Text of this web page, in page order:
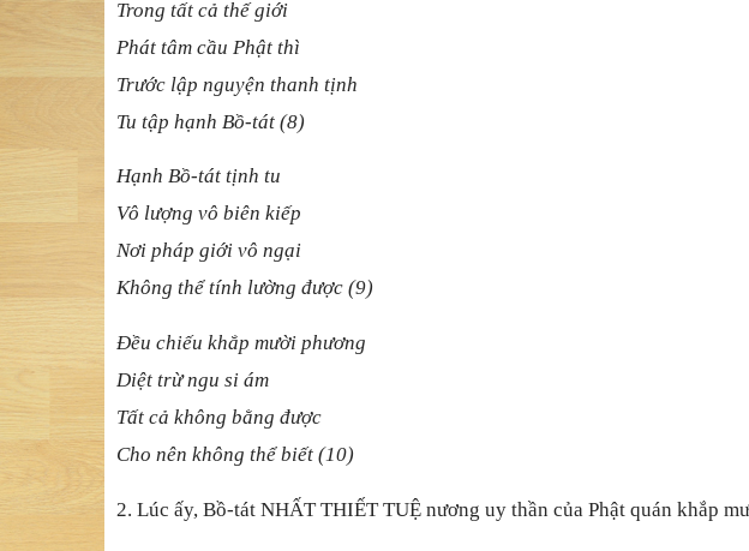
Trong tất cả thế giới
Phát tâm cầu Phật thì
Trước lập nguyện thanh tịnh
Tu tập hạnh Bồ-tát (8)
Hạnh Bồ-tát tịnh tu
Vô lượng vô biên kiếp
Nơi pháp giới vô ngại
Không thể tính lường được (9)
Đều chiếu khắp mười phương
Diệt trừ ngu si ám
Tất cả không bằng được
Cho nên không thể biết (10)
2. Lúc ấy, Bồ-tát NHẤT THIẾT TUỆ nương uy thần của Phật quán khắp